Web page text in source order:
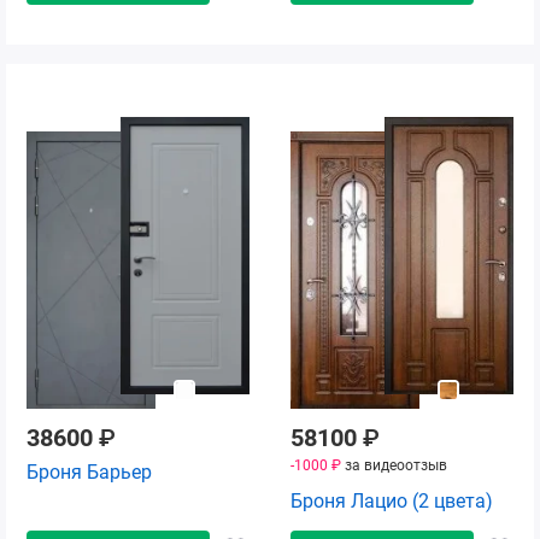
38600 ₽
Броня Барьер
58100 ₽
-1000 ₽ за видеоотзыв
Броня Лацио (2 цвета)